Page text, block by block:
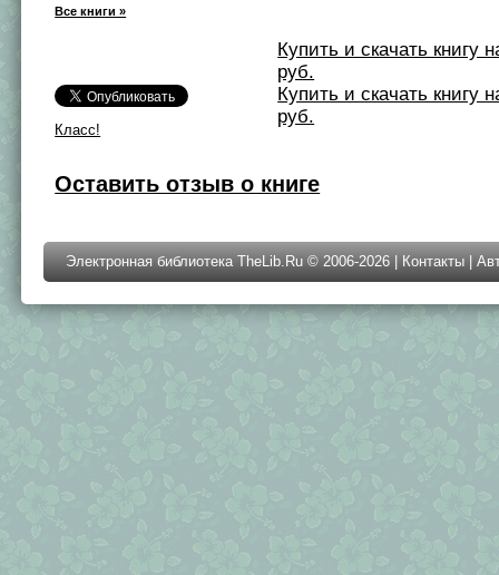
Все книги »
Класс!
Купить и скачать книгу
руб.
Купить и скачать книгу
руб.
Оставить отзыв о книге
Электронная библиотека TheLib.Ru © 2006-2026 | Контакты |